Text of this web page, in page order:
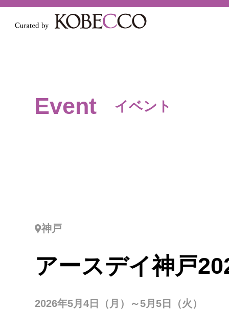
Event イベント
神戸
アースデイ神戸
2026年5月4日（月）～5月5日（火）